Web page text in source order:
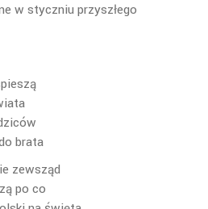
w styczniu przyszłego
brata
zewsząd
po co